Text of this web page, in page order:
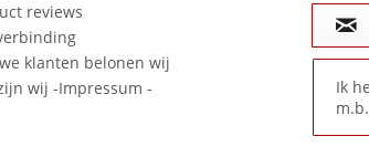
reviews
klanten belonen wij
wij -Impressum -
Ik